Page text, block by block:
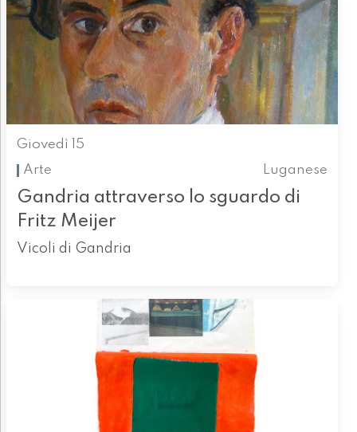
Giovedì 15
Arte
Luganese
Gandria attraverso lo sguardo di
Fritz Meijer
Vicoli di Gandria